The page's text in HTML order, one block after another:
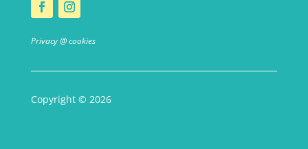
Privacy @ cookies
Copyright © 2026